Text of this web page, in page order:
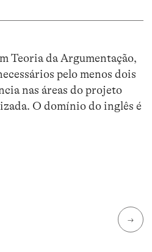
Teoria da Argumentação,
pelo menos dois
nas áreas do projeto
O domínio do inglês é
→